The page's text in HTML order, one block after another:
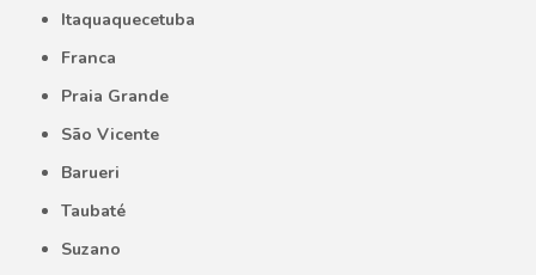
Itaquaquecetuba
Franca
Praia Grande
São Vicente
Barueri
Taubaté
Suzano